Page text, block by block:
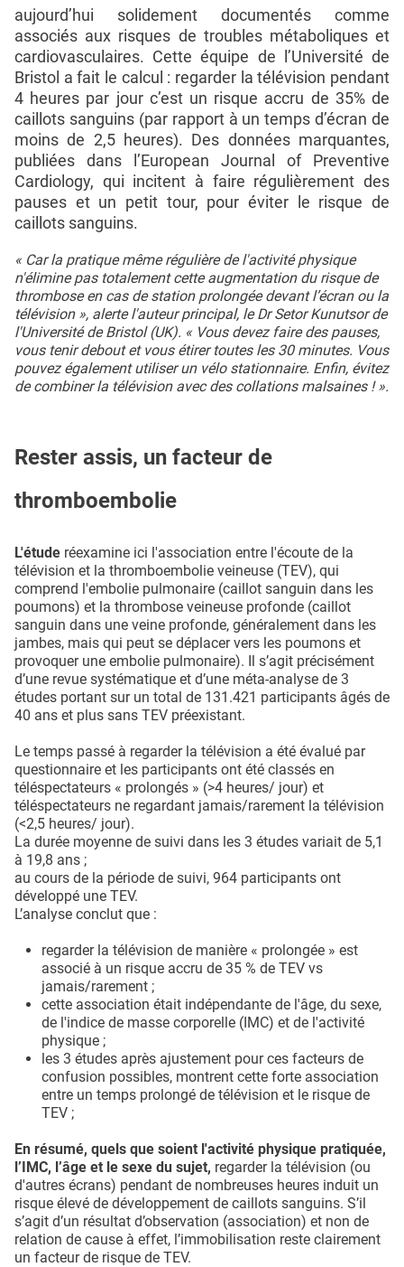
aujourd’hui solidement documentés comme
associés aux risques de troubles métaboliques et
cardiovasculaires. Cette équipe de l’Université de
Bristol a fait le calcul : regarder la télévision pendant
4 heures par jour c’est un risque accru de 35% de
caillots sanguins (par rapport à un temps d’écran de
moins de 2,5 heures). Des données marquantes,
publiées dans l’European Journal of Preventive
Cardiology, qui incitent à faire régulièrement des
pauses et un petit tour, pour éviter le risque de
caillots sanguins.
« Car la pratique même régulière de l'activité physique
n'élimine pas totalement cette augmentation du risque de
thrombose en cas de station prolongée devant l’écran ou la
télévision », alerte l'auteur principal, le Dr Setor Kunutsor de
l'Université de Bristol (UK). « Vous devez faire des pauses,
vous tenir debout et vous étirer toutes les 30 minutes. Vous
pouvez également utiliser un vélo stationnaire. Enfin, évitez
de combiner la télévision avec des collations malsaines ! ».
Rester assis, un facteur de
thromboembolie
L'étude réexamine ici l'association entre l'écoute de la
télévision et la thromboembolie veineuse (TEV), qui
comprend l'embolie pulmonaire (caillot sanguin dans les
poumons) et la thrombose veineuse profonde (caillot
sanguin dans une veine profonde, généralement dans les
jambes, mais qui peut se déplacer vers les poumons et
provoquer une embolie pulmonaire). Il s’agit précisément
d’une revue systématique et d’une méta-analyse de 3
études portant sur un total de 131.421 participants âgés de
40 ans et plus sans TEV préexistant.
Le temps passé à regarder la télévision a été évalué par
questionnaire et les participants ont été classés en
téléspectateurs « prolongés » (>4 heures/ jour) et
téléspectateurs ne regardant jamais/rarement la télévision
(<2,5 heures/ jour).
La durée moyenne de suivi dans les 3 études variait de 5,1
à 19,8 ans ;
au cours de la période de suivi, 964 participants ont
développé une TEV.
L’analyse conclut que :
regarder la télévision de manière « prolongée » est
associé à un risque accru de 35 % de TEV vs
jamais/rarement ;
cette association était indépendante de l'âge, du sexe,
de l'indice de masse corporelle (IMC) et de l'activité
physique ;
les 3 études après ajustement pour ces facteurs de
confusion possibles, montrent cette forte association
entre un temps prolongé de télévision et le risque de
TEV ;
En résumé, quels que soient l'activité physique pratiquée,
l’IMC, l’âge et le sexe du sujet, regarder la télévision (ou
d'autres écrans) pendant de nombreuses heures induit un
risque élevé de développement de caillots sanguins. S’il
s’agit d’un résultat d’observation (association) et non de
relation de cause à effet, l’immobilisation reste clairement
un facteur de risque de TEV.